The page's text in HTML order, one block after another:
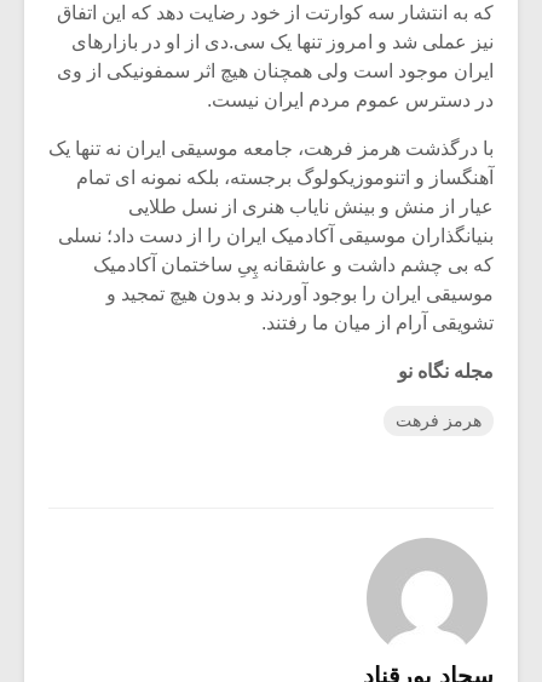
که به انتشار سه کوارتت از خود رضایت دهد که این اتفاق
نیز عملی شد و امروز تنها یک سی.دی از او در بازارهای
ایران موجود است ولی همچنان هیچ اثر سمفونیکی از وی
در دسترس عموم مردم ایران نیست.
با درگذشت هرمز فرهت، جامعه موسیقی ایران نه تنها یک
آهنگساز و اتنوموزیکولوگ برجسته، بلکه نمونه ای تمام
عیار از منش و بینش نایاب هنری از نسل طلایی
بنیانگذاران موسیقی آکادمیک ایران را از دست داد؛ نسلی
که بی چشم داشت و عاشقانه پِیِ ساختمان آکادمیک
موسیقی ایران را بوجود آوردند و بدون هیچ تمجید و
تشویقی آرام از میان ما رفتند.
مجله نگاه نو
هرمز فرهت
سجاد پورقناد